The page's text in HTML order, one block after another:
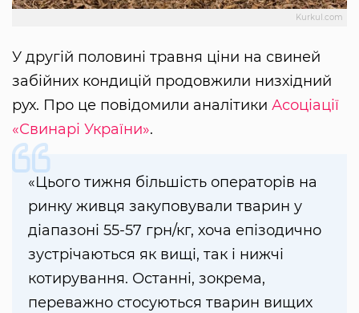
Kurkul.com
У другій половині травня ціни на свиней
забійних кондицій продовжили низхідний
рух. Про це повідомили аналітики Асоціації
«Свинарі України».
«Цього тижня більшість операторів на
ринку живця закуповували тварин у
діапазоні 55-57 грн/кг, хоча епізодично
зустрічаються як вищі, так і нижчі
котирування. Останні, зокрема,
переважно стосуються тварин вищих